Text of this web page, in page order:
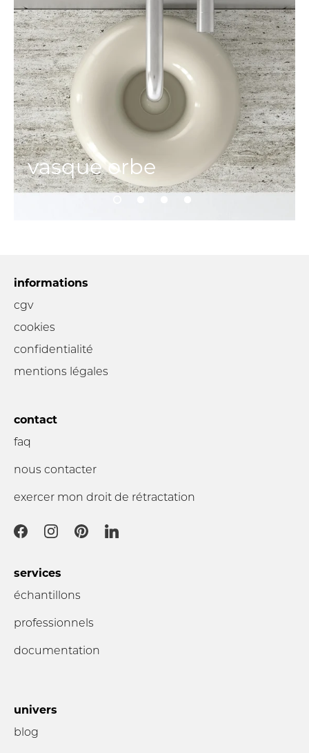
vasque orbe
informations
cgv
cookies
confidentialité
mentions légales
contact
faq
nous contacter
exercer mon droit de rétractation
services
échantillons
professionnels
documentation
univers
blog